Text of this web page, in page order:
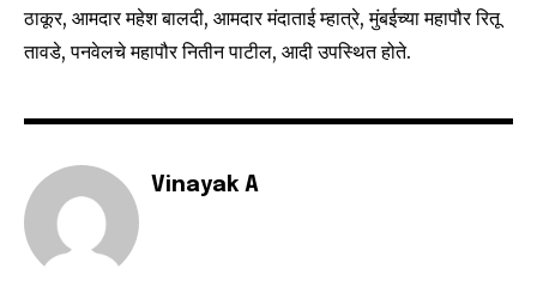
Followers Followers
ठाकूर, आमदार महेश बालदी, आमदार मंदाताई म्हात्रे, मुंबईच्या महापौर रितू
तावडे, पनवेलचे महापौर नितीन पाटील, आदी उपस्थित होते.
Vinayak A